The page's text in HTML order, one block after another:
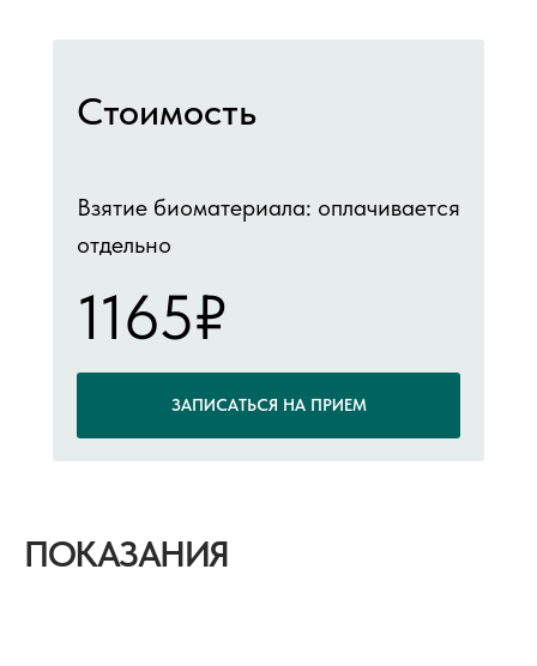
Стоимость
Взятие биоматериала: оплачивается
отдельно
1165₽
ЗАПИСАТЬСЯ НА ПРИЕМ
ПОКАЗАНИЯ